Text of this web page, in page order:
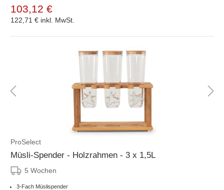
103,12 €
122,71 € inkl. MwSt.
ProSelect
Müsli-Spender - Holzrahmen - 3 x 1,5L
5 Wochen
3-Fach Müslispender